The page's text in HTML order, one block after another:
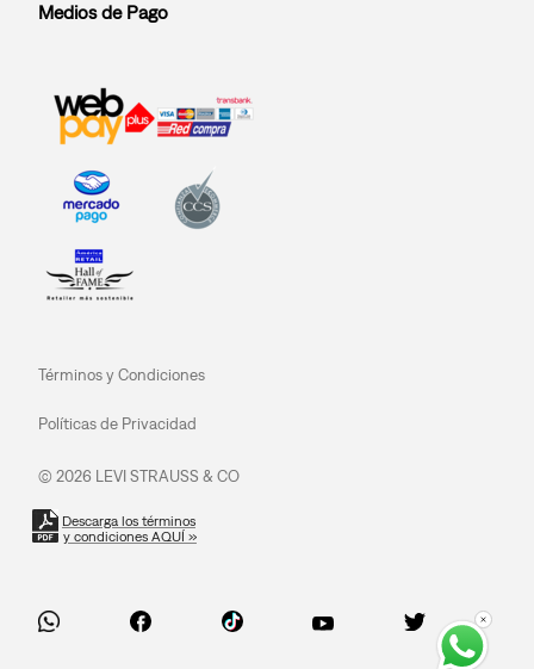
Medios de Pago
Términos y Condiciones
Políticas de Privacidad
© 2026 LEVI STRAUSS & CO
Descarga los términos
y condiciones AQUÍ »